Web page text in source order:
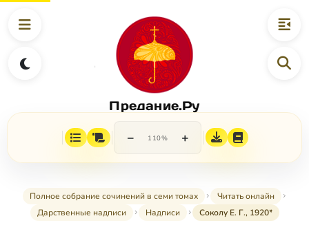
Предание.Ру
− 110% +
Полное собрание сочинений в семи томах
Читать онлайн
Дарственные надписи
Надписи Соколу Е. Г., 1920*